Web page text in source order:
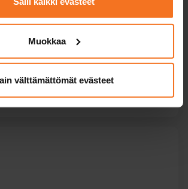
Muokkaa
välttämättömät evästeet
ja teoriakoeharjoittelun